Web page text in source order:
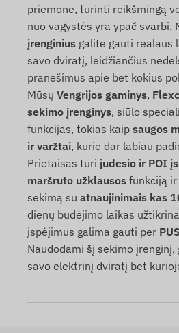
priemone, turinti reikšmingą
nuo vagystės yra ypač svarbi.
įrenginius galite gauti realaus
savo dviratį, leidžiančius
pranešimus apie bet kokius
Mūsų Vengrijos gaminys,
sekimo įrenginys, siūlo
funkcijas, tokias kaip saugos
ir varžtai, kurie dar labiau
Prietaisas turi judesio ir POI
maršruto užklausos funkciją
sekimą su atnaujinimais kas
dienų budėjimo laikas
įspėjimus galima gauti per
Naudodami šį sekimo
savo elektrinį dviratį bet